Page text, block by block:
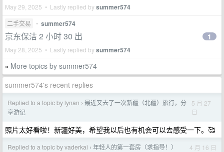
May 29, 2025 • Lastly replied bysummer574
二手交易 • summer574
京东保洁 2 小时 30 出
May 28, 2025 • Lastly replied bysummer574
1
» More topics by summer574
summer574's recent replies
Replied to a topic by lynan › 最近又去了一次新疆（北疆）旅行，分
享游记
5 月 27
日
照片太好看啦！新疆好美，希望我以后也有机会可以去感受一下。🥰
Replied to a topic by vaderkai › 年轻人的第一套房（求指导！） 4 月 16 日